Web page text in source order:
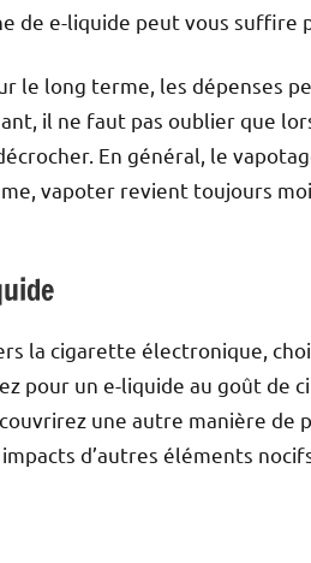
de e-liquide peut vous suffire
le long terme, les dépenses
il ne faut pas oublier que
En général, le
vapoter revient toujours
la cigarette électronique,
pour un e-liquide au goût de
une autre manière de
d’autres éléments